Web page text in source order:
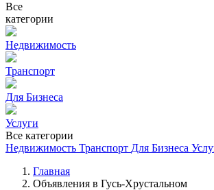
Все
категории
Недвижимость
Транспорт
Для Бизнеса
Услуги
Все категории
Недвижимость Транспорт Для Бизнеса
Главная
Объявления в Гусь-Хрустальном